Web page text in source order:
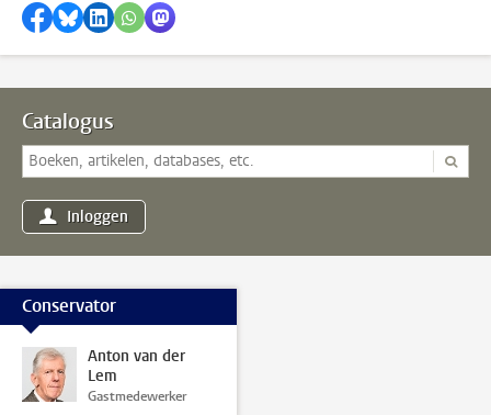
Delen op Facebook
Delen via Bluesky
Delen op LinkedIn
Delen via WhatsApp
Delen via Mastodon
Catalogus
Inloggen
Conservator
Anton van der
Lem
Gastmedewerker